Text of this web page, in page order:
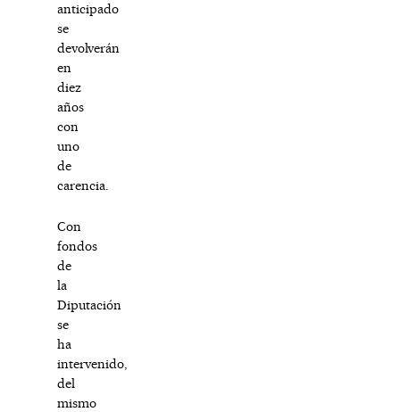
anticipado
se
devolverán
en
diez
años
con
uno
de
carencia.
Con
fondos
de
la
Diputación
se
ha
intervenido,
del
mismo